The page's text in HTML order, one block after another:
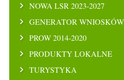
NOWA LSR 2023-2027
GENERATOR
PROW 2014-2020
PRODUKTY LOKALNE
TURYSTYKA